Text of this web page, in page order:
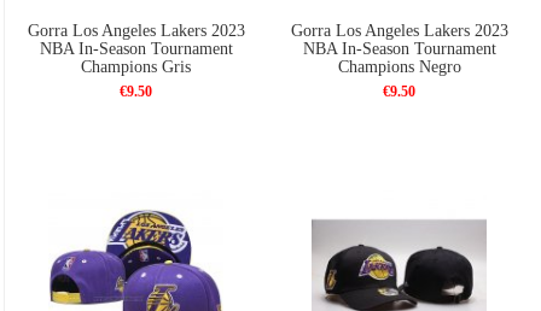
Gorra Los Angeles Lakers 2023
NBA In-Season Tournament
Champions Gris
€9.50
Gorra Los Angeles Lakers 2023
NBA In-Season Tournament
Champions Negro
€9.50